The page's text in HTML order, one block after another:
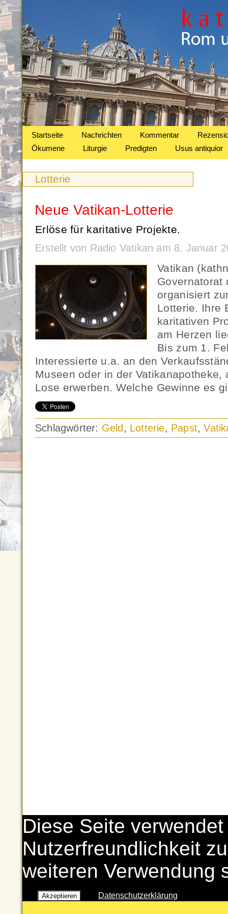
Startseite Nachrichten Kommentar
Ökumene
Liturgie Predigten Usus antiquior
Lotterie
Neue Vatikan-Lotterie
Erlöse für karitative Projekte.
Erstellt von Radio Vatikan am 8. Januar
Vatikan
Governatorat
organisiert
Lotterie. Ihre
karitativen
am Herzen
Bis zum 1.
Interessierte u.a. an den
Museen oder in der Vatikanapotheke,
Lose erwerben. Welche Gewinne es
Schlagwörter: Geld , Lotterie, Papst,
Diese Seite
Nutzerfreundlichkeit
weiteren Verwendung
Akzeptieren Datenschutzerklärung